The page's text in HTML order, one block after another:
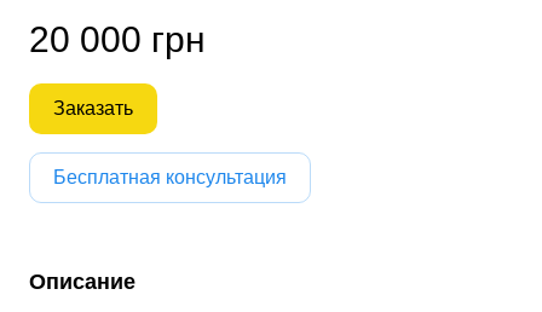
20 000 грн
Заказать
Бесплатная консультация
Описание